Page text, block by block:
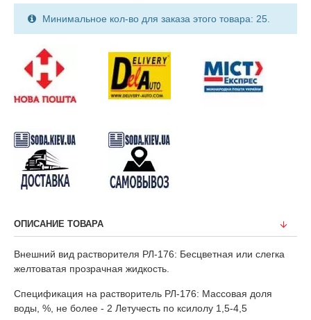
Минимальное кол-во для заказа этого товара: 25.
ОПИСАНИЕ ТОВАРА
Внешний вид растворителя РЛ-176: Бесцветная или слегка
желтоватая прозрачная жидкость.
Спецификация на растворитель РЛ-176: Массовая доля
воды, %, не более - 2 Летучесть по ксилолу 1,5-4,5